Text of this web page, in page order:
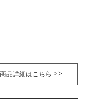
商品詳細はこちら >>